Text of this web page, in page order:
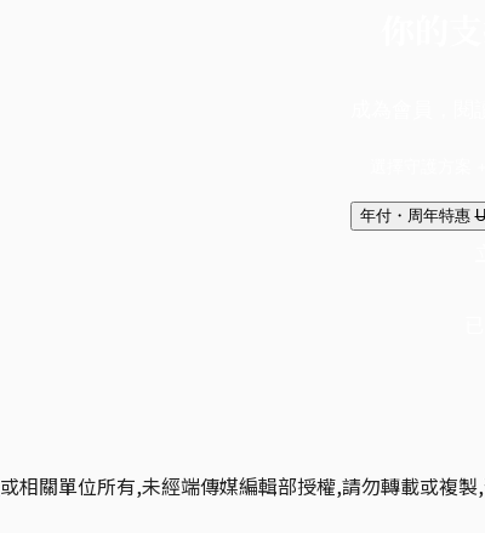
年付・周年特惠
或相關單位所有,未經端傳媒編輯部授權,請勿轉載或複製